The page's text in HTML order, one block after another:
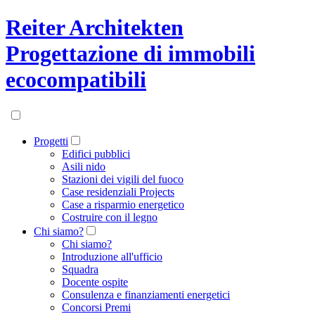
Reiter Architekten
Progettazione di immobili
ecocompatibili
Progetti
Edifici pubblici
Asili nido
Stazioni dei vigili del fuoco
Case residenziali Projects
Case a risparmio energetico
Costruire con il legno
Chi siamo?
Chi siamo?
Introduzione all'ufficio
Squadra
Docente ospite
Consulenza e finanziamenti energetici
Concorsi Premi